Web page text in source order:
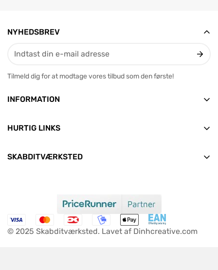
INFORMATION
9400 Nørresundby
Find os
HURTIG LINKS
FAQ
SKABDITVÆRKSTED
NYHEDSBREV
Tilmeld dig for at modtage vores tilbud som den første!
© 2025 Skabditværksted. Lavet af Dinhcreative.com